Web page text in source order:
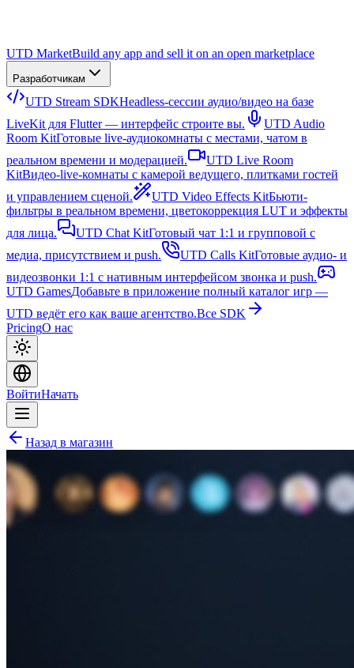
UTD MarketBuild any app and sell it on an open marketplace
Разработчикам
UTD Stream SDKHeadless-сессии аудио/видео на базе
LiveKit для Flutter — интерфейс строите вы.
UTD Audio
Room KitГотовые live-аудиокомнаты с местами, чатом в
реальном времени и модерацией.
UTD Live Room
KitВидео-live-комнаты с камерой ведущего, плитками гостей
и управлением сценой.
UTD Video Effects KitБьюти-
фильтры в реальном времени, цветокоррекция LUT и эффекты
для лица.
UTD Chat KitГотовый чат 1:1 и групповой с
медиа, присутствием и push.
UTD Calls KitГотовые аудио- и
видеозвонки 1:1 с нативным интерфейсом звонка и push.
UTD GamesДобавьте в приложение полный каталог игр —
UTD ведёт его как ваше агентство.Все SDK
PricingО нас
ВойтиНачать
Назад в магазин